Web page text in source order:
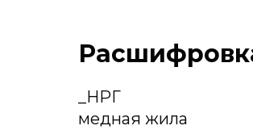
_НРГ
медная жила